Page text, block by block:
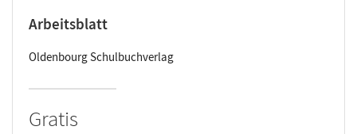
Arbeitsblatt
Oldenbourg Schulbuchverlag
Gratis